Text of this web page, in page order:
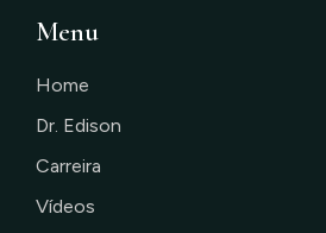
Menu
Home
Dr. Edison
Carreira
Vídeos